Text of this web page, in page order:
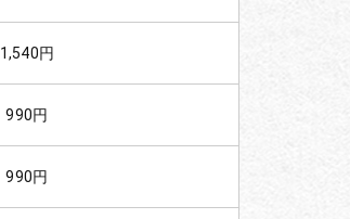
1,540円
990円
990円